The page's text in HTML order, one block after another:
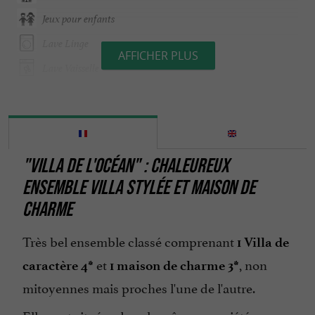
Jeux pour enfants
Mini bar
Ouvert toute l'année
Parking
Piscine
Piscine chauffée
Piscine couverte
Salon de Jardin
Sèche Linge
AFFICHER PLUS
"VILLA DE L'OCÉAN" : CHALEUREUX
ENSEMBLE VILLA STYLÉE ET MAISON DE
CHARME
Très bel ensemble classé comprenant 1 Villa de
caractère 4* et 1 maison de charme 3*, non
mitoyennes mais proches l'une de l'autre.